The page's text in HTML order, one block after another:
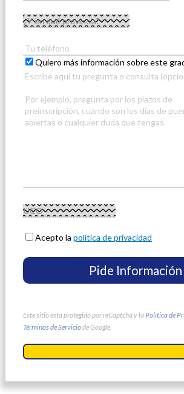
Quiero más información sobre este
Acepto lapolítica de privacidad
Este sitio está protegido por reCaptcha y la Política de
Términos de Serviciode Google.